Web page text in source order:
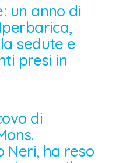
un anno di
sedute e
presi in
di
Neri, ha reso